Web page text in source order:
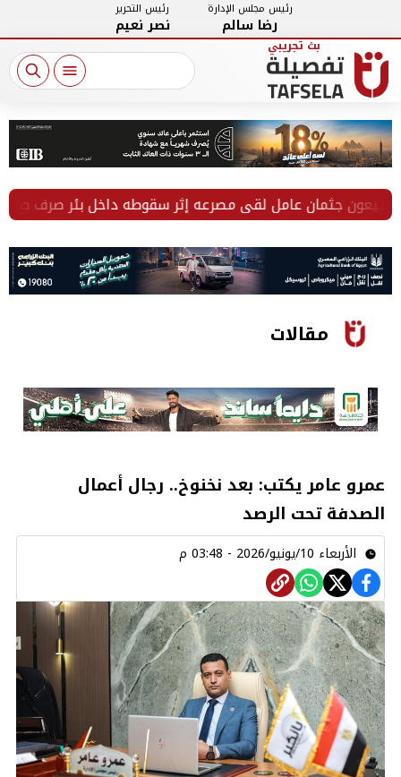
رئيس مجلس الإدارة
رضا سالم
رئيس التحرير
نصر نعيم
جثمان عامل لقي مصرعه إثر سقوطه داخل بئر صرف صحي
مقالات
عمرو عامر يكتب: بعد نخنوخ.. رجال أعمال
الصدفة تحت الرصد
الأربعاء 10/يونيو/2026 - 03:48 م